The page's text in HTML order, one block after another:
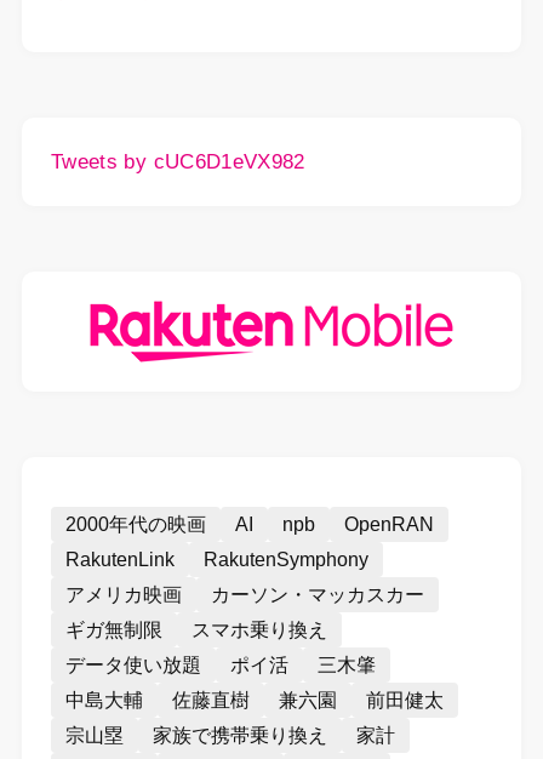
Tweets by cUC6D1eVX982
2000年代の映画 AI npb
OpenRAN
RakutenLink
RakutenSymphony
アメリカ映画
カーソン・マッカスカー
ギガ無制限
スマホ乗り換え
データ使い放題
ポイ活
三木肇
中島大輔
佐藤直樹 兼六園
前田健太
宗山塁
家族で携帯乗り換え
家計